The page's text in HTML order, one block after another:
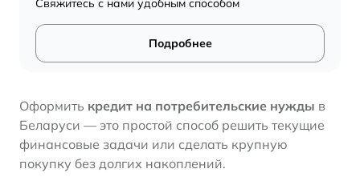
Подробнее
Оформить кредит на потребительские нужды в
Беларуси — это простой способ решить текущие
финансовые задачи или сделать крупную
покупку без долгих накоплений.